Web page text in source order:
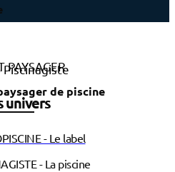
PAYSAGER
de piscine
univers
- Le label
- La piscine